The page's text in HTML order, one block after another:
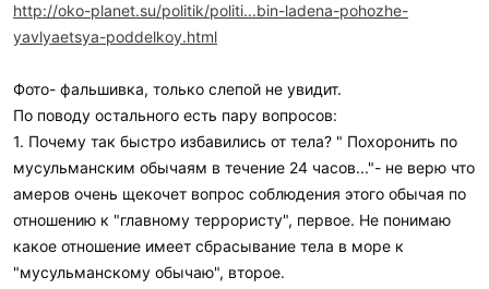
http://oko-planet.su/politik/politi...bin-ladena-pohozhe-
yavlyaetsya-poddelkoy.html
Фото- фальшивка, только слепой не увидит.
По поводу остального есть пару вопросов:
1. Почему так быстро избавились от тела? " Похоронить по
мусульманским обычаям в течение 24 часов..."- не верю что
амеров очень щекочет вопрос соблюдения этого обычая по
отношению к "главному террористу", первое. Не понимаю
какое отношение имеет сбрасывание тела в море к
"мусульманскому обычаю", второе.